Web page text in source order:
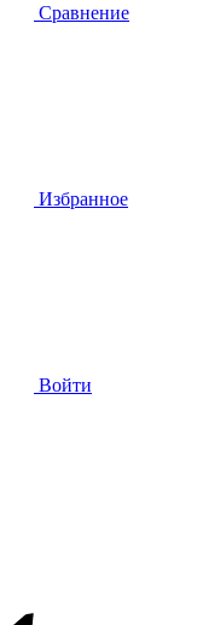
Сравнение
Избранное
Войти